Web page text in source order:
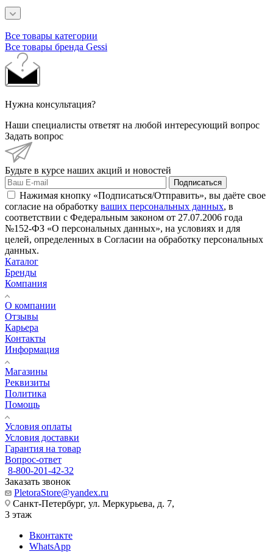
Все товары категории
Все товары бренда Gessi
Нужна консультация?
Наши специалисты ответят на любой интересующий вопрос
Задать вопрос
Будьте в курсе наших акций и новостей
Подписаться
Нажимая кнопку «Подписаться/Отправить», вы даёте свое
согласие на обработку ваших персональных данных, в
соответствии с Федеральным законом от 27.07.2006 года
№152-ФЗ «О персональных данных», на условиях и для
целей, определенных в Согласии на обработку персональных
данных.
Каталог
Бренды
Компания
О компании
Отзывы
Карьера
Контакты
Информация
Магазины
Реквизиты
Политика
Помощь
Условия оплаты
Условия доставки
Гарантия на товар
Вопрос-ответ
8-800-201-42-32
Заказать звонок
PletoraStore@yandex.ru
Санкт-Петербург, ул. Меркурьева, д. 7,
3 этаж
Вконтакте
WhatsApp